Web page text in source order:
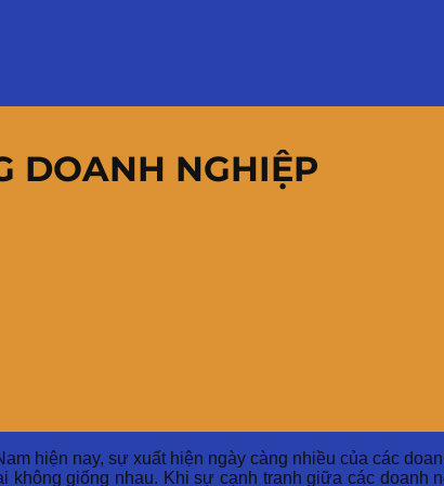
DOANH NGHIỆP
hiện nay, sự xuất hiện ngày càng nhiều của các
giống nhau. Khi sự cạnh tranh giữa các